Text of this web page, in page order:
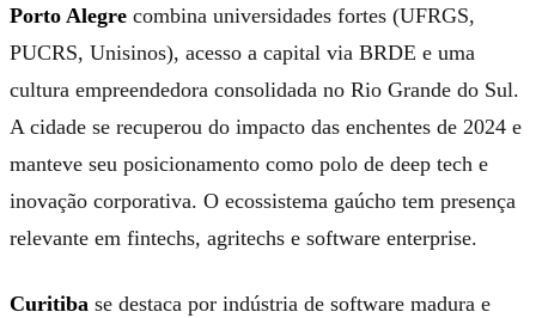
Porto Alegre combina universidades fortes (UFRGS,
PUCRS, Unisinos), acesso a capital via BRDE e uma
cultura empreendedora consolidada no Rio Grande do Sul.
A cidade se recuperou do impacto das enchentes de 2024 e
manteve seu posicionamento como polo de deep tech e
inovação corporativa. O ecossistema gaúcho tem presença
relevante em fintechs, agritechs e software enterprise.
Curitiba se destaca por indústria de software madura e